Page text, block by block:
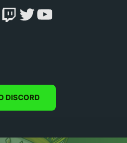
Twitch
Twitter
YouTube
DISCORD